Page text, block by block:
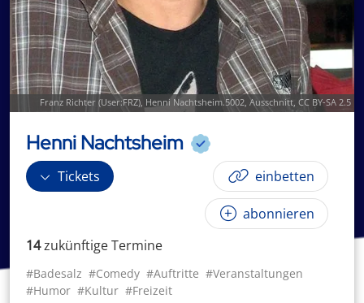
Franz Richter (User:FRZ), Henni Nachtsheim.5002, Ausschnitt, CC BY-SA 2.5
Henni Nachtsheim
Tickets einbetten
abonnieren
14zukünftigeTermine
#Badesalz #Comedy #Auftritte #Veranstaltungen
#Humor #Kultur #Freizeit